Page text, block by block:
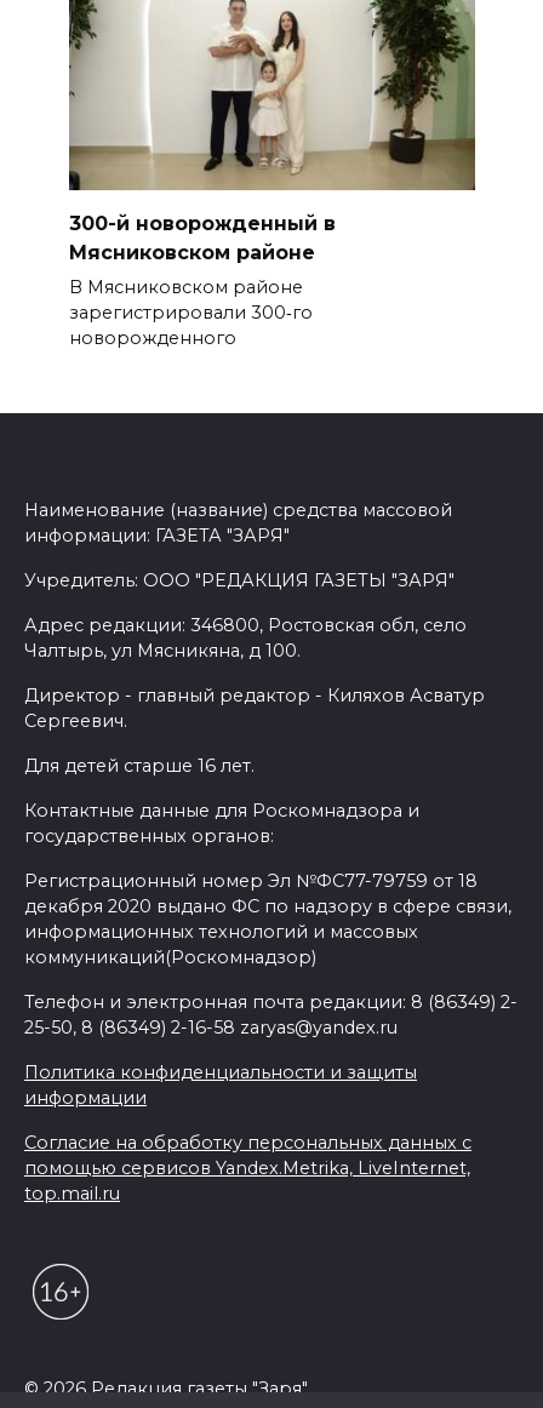
300-й новорожденный в
Мясниковском районе
В Мясниковском районе
зарегистрировали 300‑го
новорожденного
Наименование (название) средства массовой
информации: ГАЗЕТА "ЗАРЯ"
Учредитель: ООО "РЕДАКЦИЯ ГАЗЕТЫ "ЗАРЯ"
Адрес редакции: 346800, Ростовская обл, село
Чалтырь, ул Мясникяна, д 100.
Директор - главный редактор - Киляхов Асватур
Сергеевич.
Для детей старше 16 лет.
Контактные данные для Роскомнадзора и
государственных органов:
Регистрационный номер Эл №ФС77-79759 от 18
декабря 2020 выдано ФС по надзору в сфере связи,
информационных технологий и массовых
коммуникаций(Роскомнадзор)
Телефон и электронная почта редакции: 8 (86349) 2-
25-50, 8 (86349) 2-16-58 zaryas@yandex.ru
Политика конфиденциальности и защиты
информации
Согласие на обработку персональных данных с
помощью сервисов Yandex.Metrika, LiveInternet,
top.mail.ru
© 2026 Редакция газеты "Заря"